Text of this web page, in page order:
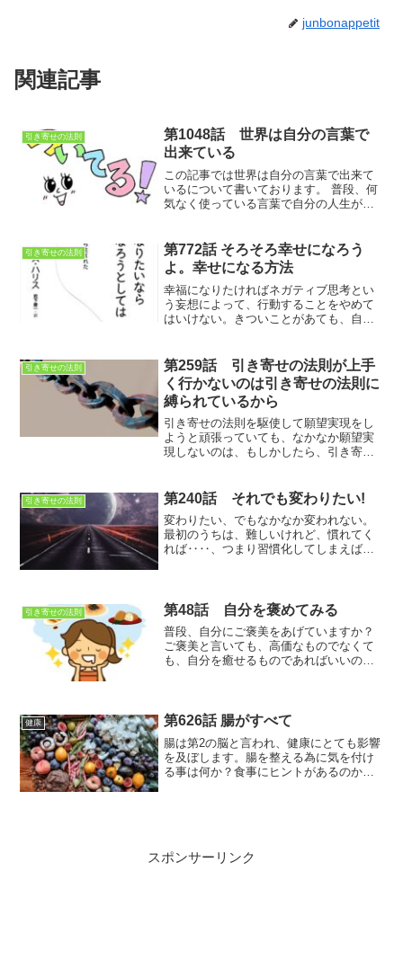
junbonappetit
関連記事
引き寄せの法則
第1048話 世界は自分の言葉で
出来ている
この記事では世界は自分の言葉で出来て
いるについて書いております。 普段、何
気なく使っている言葉で自分の人生がで
みると、思っている以上に不平不満が多
いと気が付くハズ。つまり、自分を取り
巻く環境はそういうことなのです
引き寄せの法則
第772話 そろそろ幸せになろう
よ。幸せになる方法
幸福になりたければネガティブ思考とい
う妄想によって、行動することをやめて
はいけない。きついことがあても、自分
する。
引き寄せの法則
第259話 引き寄せの法則が上手
く行かないのは引き寄せの法則に
縛られているから
引き寄せの法則を駆使して願望実現をし
ようと頑張っていても、なかなか願望実
現しないのは、もしかしたら、引き寄せ
引き寄せの法則 第240話 それでも変わりたい!
変わりたい、でもなかなか変われない。
最初のうちは、難しいけれど、慣れてく
れば‥‥、つまり習慣化してしまえば、
引き寄せの法則 第48話 自分を褒めてみる
普段、自分にご褒美をあげていますか？
ご褒美と言いても、高価なものでなくて
も、自分を癒せるものであればいいので
健康 第626話 腸がすべて
腸は第2の脳と言われ、健康にとても影響
を及ぼします。腸を整える為に気を付け
る事は何か？食事にヒントがあるのかも
スポンサーリンク